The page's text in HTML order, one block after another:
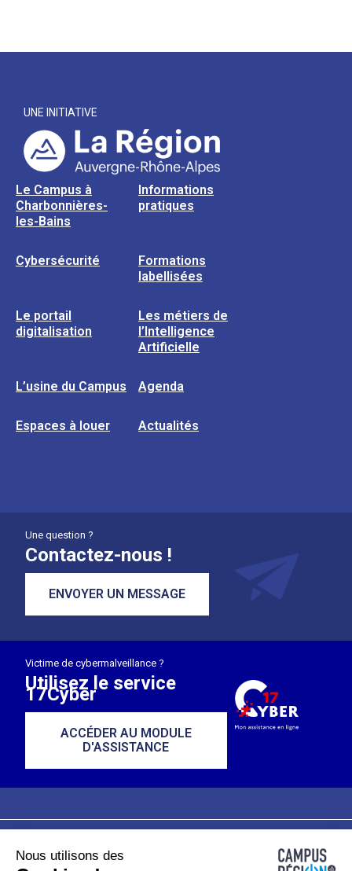
UNE INITIATIVE
Le Campus à
Charbonnières-
les-Bains
Informations
pratiques
Cybersécurité
Formations
labellisées
Le portail
digitalisation
Les métiers de
l’Intelligence
Artificielle
L’usine du Campus Agenda
Espaces à louer Actualités
Une question ?
Contactez-nous !
ENVOYER UN MESSAGE
Victime de cybermalveillance ?
Utilisez le service
17Cyber
ACCÉDER AU MODULE
D'ASSISTANCE
Plan du site
Nous utilisons des